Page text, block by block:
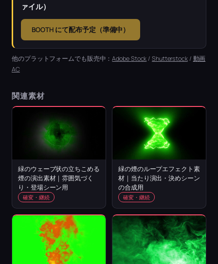
ァイル）
BOOTH にて配布予定（準備中）
他のプラットフォームでも販売中：Adobe Stock /Shutterstock/ 動画
AC
関連素材
緑のウェーブ状の立ちこめる
煙の演出素材｜雰囲気づく
り・登場シーン用
確変・継続
緑の煙のループエフェクト素
材｜当たり演出・決めシーン
の合成用
確変・継続